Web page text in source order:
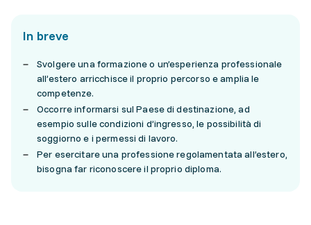
In breve
Svolgere una formazione o un’esperienza professionale
all’estero arricchisce il proprio percorso e amplia le
competenze.
Occorre informarsi sul Paese di destinazione, ad
esempio sulle condizioni d’ingresso, le possibilità di
soggiorno e i permessi di lavoro.
Per esercitare una professione regolamentata all’estero,
bisogna far riconoscere il proprio diploma.